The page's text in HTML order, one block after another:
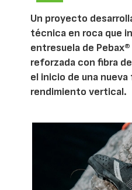
Un proyecto
técnica en roca que
entresuela de
reforzada con fibra
el inicio de una
rendimiento vertical.